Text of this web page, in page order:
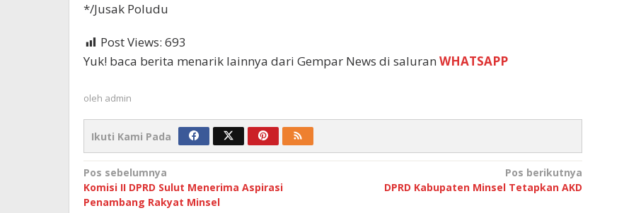
*/Jusak Poludu
Post Views: 693
Yuk! baca berita menarik lainnya dari Gempar News di saluran WHATSAPP
oleh admin
Ikuti Kami Pada
Navigasi
pos
Pos sebelumnya
Komisi II DPRD Sulut Menerima Aspirasi
Penambang Rakyat Minsel
Pos berikutnya
DPRD Kabupaten Minsel Tetapkan AKD